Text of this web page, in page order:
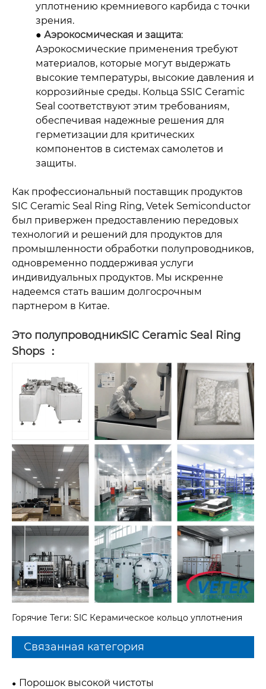
уплотнению кремниевого карбида с точки
зрения.
● Аэрокосмическая и защита:
Аэрокосмические применения требуют
материалов, которые могут выдержать
высокие температуры, высокие давления и
коррозийные среды. Кольца SSIC Ceramic
Seal соответствуют этим требованиям,
обеспечивая надежные решения для
герметизации для критических
компонентов в системах самолетов и
защиты.
Как профессиональный поставщик продуктов
SIC Ceramic Seal Ring Ring, Vetek Semiconductor
был привержен предоставлению передовых
технологий и решений для продуктов для
промышленности обработки полупроводников,
одновременно поддерживая услуги
индивидуальных продуктов. Мы искренне
надеемся стать вашим долгосрочным
партнером в Китае.
Это полупроводникSIC Ceramic Seal Ring
Shops ：
Горячие Теги: SIC Керамическое кольцо уплотнения
Связанная категория
Порошок высокой чистоты